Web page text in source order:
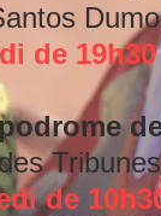
de
de